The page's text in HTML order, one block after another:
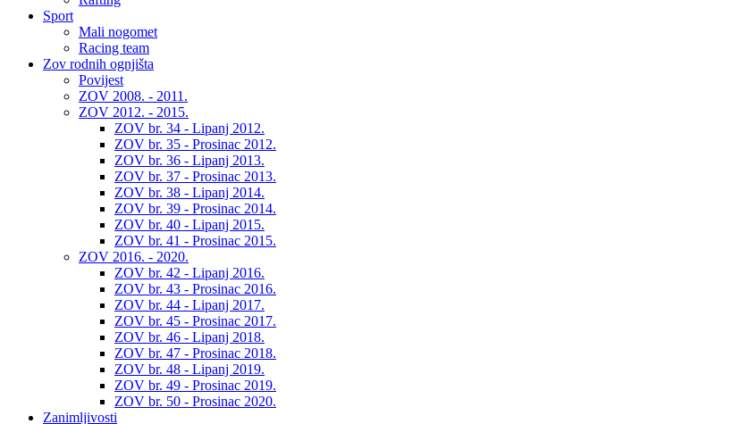
Sport
Mali nogomet
Racing team
Zov rodnih ognjišta
Povijest
ZOV 2008. - 2011.
ZOV 2012. - 2015.
ZOV br. 34 - Lipanj 2012.
ZOV br. 35 - Prosinac 2012.
ZOV br. 36 - Lipanj 2013.
ZOV br. 37 - Prosinac 2013.
ZOV br. 38 - Lipanj 2014.
ZOV br. 39 - Prosinac 2014.
ZOV br. 40 - Lipanj 2015.
ZOV br. 41 - Prosinac 2015.
ZOV 2016. - 2020.
ZOV br. 42 - Lipanj 2016.
ZOV br. 43 - Prosinac 2016.
ZOV br. 44 - Lipanj 2017.
ZOV br. 45 - Prosinac 2017.
ZOV br. 46 - Lipanj 2018.
ZOV br. 47 - Prosinac 2018.
ZOV br. 48 - Lipanj 2019.
ZOV br. 49 - Prosinac 2019.
ZOV br. 50 - Prosinac 2020.
Zanimljivosti